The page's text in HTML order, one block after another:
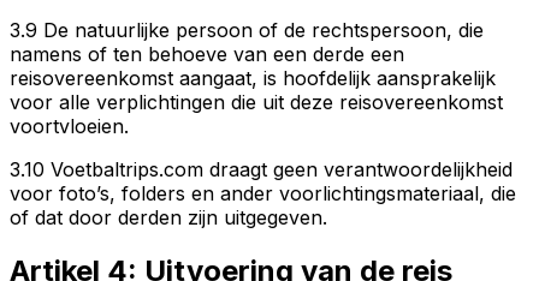
3.9 De natuurlijke persoon of de rechtspersoon, die
namens of ten behoeve van een derde een
reisovereenkomst aangaat, is hoofdelijk aansprakelijk
voor alle verplichtingen die uit deze reisovereenkomst
voortvloeien.
3.10 Voetbaltrips.com draagt geen verantwoordelijkheid
voor foto’s, folders en ander voorlichtingsmateriaal, die
of dat door derden zijn uitgegeven.
Artikel 4: Uitvoering van de reis